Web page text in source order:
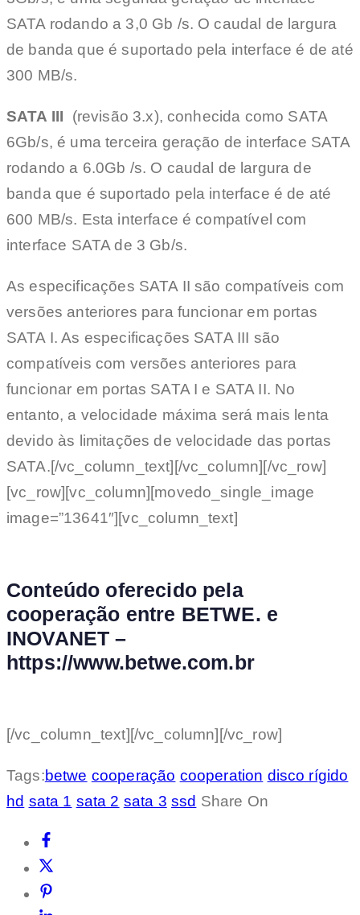
SATA rodando a 3,0 Gb /s. O caudal de largura
de banda que é suportado pela interface é de até
300 MB/s.
SATA III
(revisão 3.x), conhecida como SATA
6Gb/s, é uma terceira geração de interface SATA
rodando a 6.0Gb /s. O caudal de largura de
banda que é suportado pela interface é de até
600 MB/s. Esta interface é compatível com
interface SATA de 3 Gb/s.
As especificações SATA II são compatíveis com
versões anteriores para funcionar em portas
SATA I. As especificações SATA III são
compatíveis com versões anteriores para
funcionar em portas SATA I e SATA II. No
entanto, a velocidade máxima será mais lenta
devido às limitações de velocidade das portas
SATA.[/vc_column_text][/vc_column][/vc_row]
[vc_row][vc_column][movedo_single_image
image=”13641″][vc_column_text]
Conteúdo oferecido pela
cooperação entre BETWE. e
INOVANET –
https://www.betwe.com.br
[/vc_column_text][/vc_column][/vc_row]
Tags:betwe cooperação cooperation disco rígido
hd sata 1 sata 2 sata 3 ssd Share On